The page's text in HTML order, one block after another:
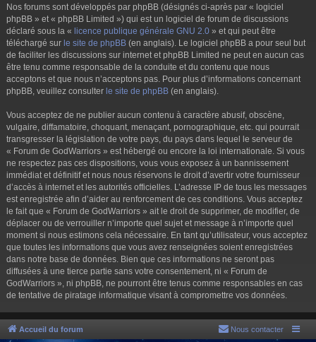
Nos forums sont développés par phpBB (désignés ci-après par « logiciel
phpBB » et « phpBB Limited ») qui est un logiciel de forum de discussions
déclaré sous la « licence publique générale GNU 2.0 » et qui peut être
téléchargé sur le site de phpBB (en anglais). Le logiciel phpBB a pour seul but
de faciliter les discussions sur internet et phpBB Limited ne peut en aucun cas
être tenu comme responsable de la conduite et du contenu que nous
acceptons et que nous n’acceptons pas. Pour plus d’informations concernant
phpBB, veuillez consulter le site de phpBB (en anglais).
Vous acceptez de ne publier aucun contenu à caractère abusif, obscène,
vulgaire, diffamatoire, choquant, menaçant, pornographique, etc. qui pourrait
transgresser la législation de votre pays, du pays dans lequel le serveur de
« Forum de GodWarriors » est hébergé ou encore la loi internationale. Si vous
ne respectez pas ces dispositions, vous vous exposez à un bannissement
immédiat et définitif et nous nous réservons le droit d’avertir votre fournisseur
d’accès à internet et les autorités officielles. L’adresse IP de tous les messages
est enregistrée afin d’aider au renforcement de ces conditions. Vous acceptez
le fait que « Forum de GodWarriors » ait le droit de supprimer, de modifier, de
déplacer ou de verrouiller n’importe quel sujet et message à n’importe quel
moment si nous estimons cela nécessaire. En tant qu’utilisateur, vous acceptez
que toutes les informations que vous avez renseignées soient enregistrées
dans notre base de données. Bien que ces informations ne seront pas
diffusées à une tierce partie sans votre consentement, ni « Forum de
GodWarriors », ni phpBB, ne pourront être tenus comme responsables en cas
de tentative de piratage informatique visant à compromettre vos données.
Accueil du forum Nous contacter